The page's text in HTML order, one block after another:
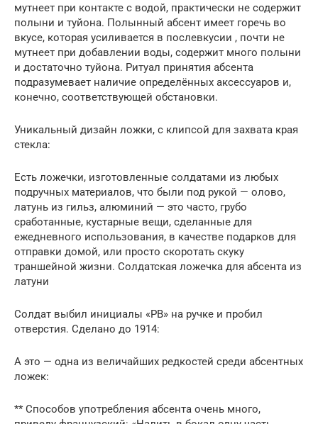
мутнеет при контакте с водой, практически не содержит
полыни и туйона. Полынный абсент имеет горечь во
вкусе, которая усиливается в послевкусии , почти не
мутнеет при добавлении воды, содержит много полыни
и достаточно туйона. Ритуал принятия абсента
подразумевает наличие определённых аксессуаров и,
конечно, соответствующей обстановки.
Уникальный дизайн ложки, с клипсой для захвата края
стекла:
Есть ложечки, изготовленные солдатами из любых
подручных материалов, что были под рукой — олово,
латунь из гильз, алюминий — это часто, грубо
сработанные, кустарные вещи, сделанные для
ежедневного использования, в качестве подарков для
отправки домой, или просто скоротать скуку
траншейной жизни. Солдатская ложечка для абсента из
латуни
Солдат выбил инициалы «PB» на ручке и пробил
отверстия. Сделано до 1914:
А это — одна из величайших редкостей среди абсентных
ложек:
** Способов употребления абсента очень много,